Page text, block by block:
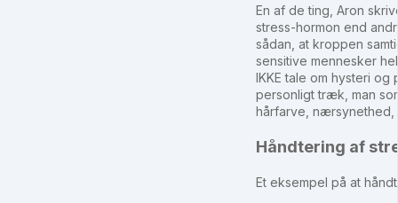
En af de ting, Aron
stress-hormon end
sådan, at kroppen
sensitive mennesker
IKKE tale om hysteri
personligt træk, man
hårfarve, nærsynethed,
Håndtering af
Et eksempel på at